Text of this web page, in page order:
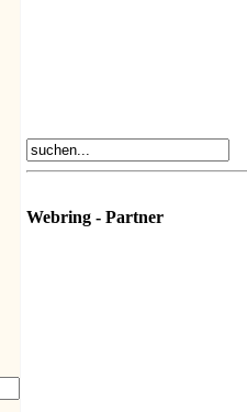
Webring - Partner